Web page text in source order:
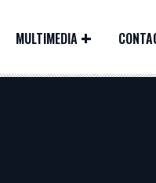
MULTIMEDIA